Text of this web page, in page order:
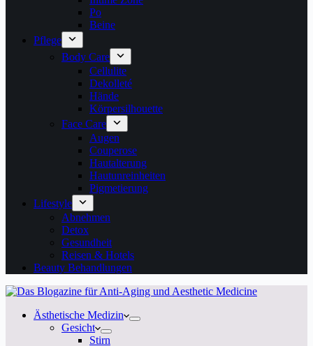
Po
Beine
Pflege
Body Care
Cellulite
Dekolleté
Hände
Körpersilhouette
Face Care
Augen
Couperose
Hautalterung
Hautunreinheiten
Pigmetierung
Lifestyle
Abnehmen
Detox
Gesundheit
Reisen & Hotels
Beauty Behandlungen
Ästhetische Medizin
Gesicht
Stirn